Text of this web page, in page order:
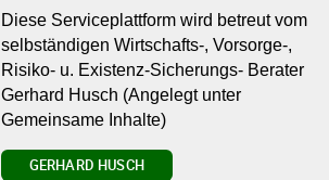
Diese Serviceplattform wird betreut vom
selbständigen Wirtschafts-, Vorsorge-,
Risiko- u. Existenz-Sicherungs- Berater
Gerhard Husch (Angelegt unter
Gemeinsame Inhalte)
GERHARD HUSCH